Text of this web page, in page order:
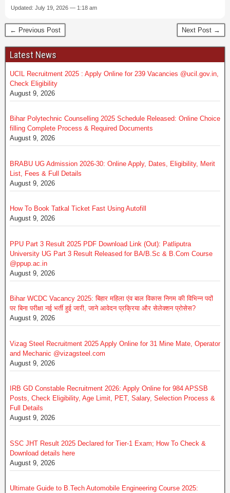
Updated: July 19, 2026 — 1:18 am
← Previous Post Next Post →
Latest News
UCIL Recruitment 2025 : Apply Online for 239 Vacancies @ucil.gov.in,
Check Eligibility
August 9, 2026
Bihar Polytechnic Counselling 2025 Schedule Released: Online Choice
filling Complete Process & Required Documents
August 9, 2026
BRABU UG Admission 2026-30: Online Apply, Dates, Eligibility, Merit
List, Fees & Full Details
August 9, 2026
How To Book Tatkal Ticket Fast Using Autofill
August 9, 2026
PPU Part 3 Result 2025 PDF Download Link (Out): Patliputra
University UG Part 3 Result Released for BA/B.Sc & B.Com Course
@ppup.ac.in
August 9, 2026
Bihar WCDC Vacancy 2025: बिहार महिला एंव बाल विकास निगम की विभिन्न पदों
पर बिना परीक्षा नई भर्ती हुई जारी, जाने आवेदन प्रक्रिया और सेलेक्शन प्रोसेस?
August 9, 2026
Vizag Steel Recruitment 2025 Apply Online for 31 Mine Mate, Operator
and Mechanic @vizagsteel.com
August 9, 2026
IRB GD Constable Recruitment 2026: Apply Online for 984 APSSB
Posts, Check Eligibility, Age Limit, PET, Salary, Selection Process &
Full Details
August 9, 2026
SSC JHT Result 2025 Declared for Tier-1 Exam; How To Check &
Download details here
August 9, 2026
Ultimate Guide to B.Tech Automobile Engineering Course 2025: